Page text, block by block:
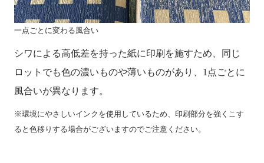
一点ごとに変わる風合い
シワによる高低差を持った紙に印刷を施すため、同じ
ロットでも色の濃いものや薄いものがあり、1点ごとに
風合いが異なります。
※環境にやさしいインクを使用しているため、印刷部分を強くこす
ると色移りする場合がございますのでご注意ください。